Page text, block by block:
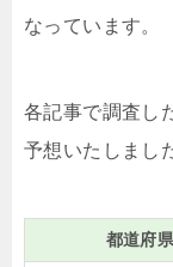
なっています。
各記事で調査し
予想いたしまし
都道府県